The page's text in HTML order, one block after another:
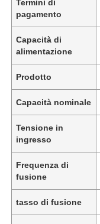
Termini di
pagamento
Capacità di
alimentazione
Prodotto
Capacità nominale
Tensione in
ingresso
Frequenza di
fusione
tasso di fusione